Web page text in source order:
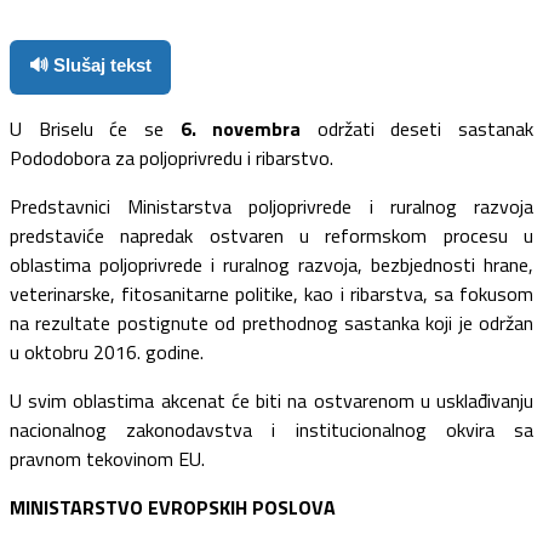
🔊 Slušaj tekst
U Briselu će se 6. novembra održati deseti sastanak
Pododobora za poljoprivredu i ribarstvo.
Predstavnici Ministarstva poljoprivrede i ruralnog razvoja
predstaviće napredak ostvaren u reformskom procesu u
oblastima poljoprivrede i ruralnog razvoja, bezbjednosti hrane,
veterinarske, fitosanitarne politike, kao i ribarstva, sa fokusom
na rezultate postignute od prethodnog sastanka koji je održan
u oktobru 2016. godine.
U svim oblastima akcenat će biti na ostvarenom u usklađivanju
nacionalnog zakonodavstva i institucionalnog okvira sa
pravnom tekovinom EU.
MINISTARSTVO EVROPSKIH POSLOVA